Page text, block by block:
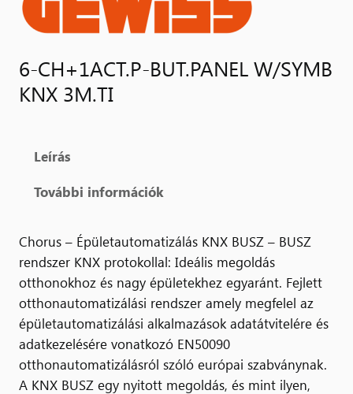
6-CH+1ACT.P-BUT.PANEL W/SYMB
KNX 3M.TI
Leírás
További információk
Chorus – Épületautomatizálás KNX BUSZ – BUSZ
rendszer KNX protokollal: Ideális megoldás
otthonokhoz és nagy épületekhez egyaránt. Fejlett
otthonautomatizálási rendszer amely megfelel az
épületautomatizálási alkalmazások adatátvitelére és
adatkezelésére vonatkozó EN50090
otthonautomatizálásról szóló európai szabványnak.
A KNX BUSZ egy nyitott megoldás, és mint ilyen,